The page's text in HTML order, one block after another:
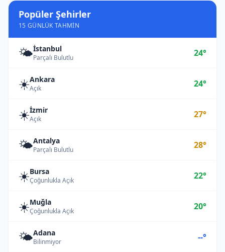
Popüler Şehirler
15 GÜNLÜK TAHMIN
🌤️İstanbul
Parçalı Bulutlu 24°
☀️Ankara
Açık 24°
☀️İzmir
Açık 27°
🌤️Antalya
Parçalı Bulutlu 28°
☀️Bursa
Çoğunlukla Açık 22°
☀️Muğla
Çoğunlukla Açık 20°
🌤️Adana
Bilinmiyor --°